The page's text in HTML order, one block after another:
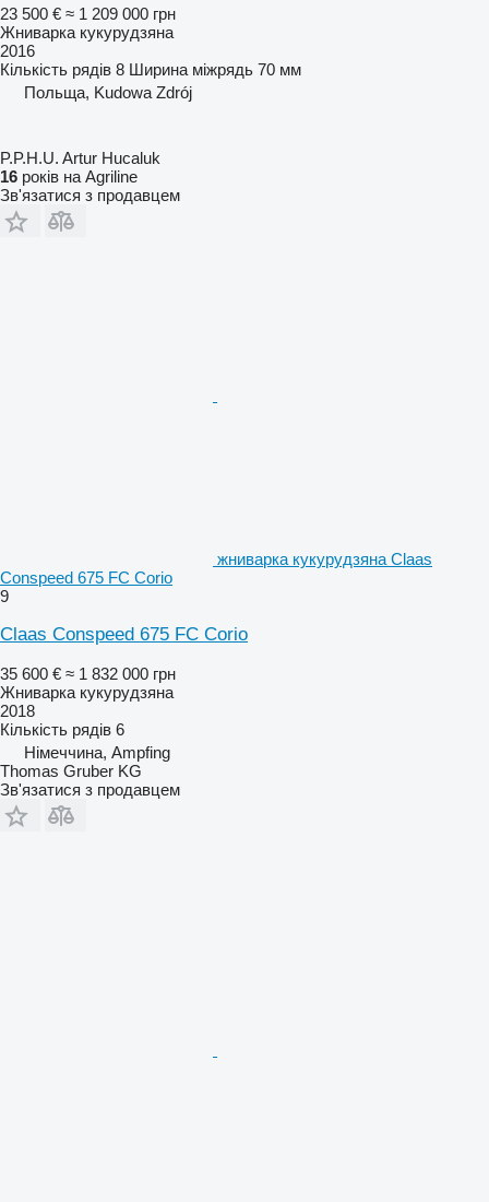
23 500 € ≈ 1 209 000 грн
Жниварка кукурудзяна
2016
Кількість рядів 8 Ширина міжрядь 70 мм
Польща, Kudowa Zdrój
P.P.H.U. Artur Hucaluk
16 років на Agriline
Зв'язатися з продавцем
жниварка кукурудзяна Claas
Conspeed 675 FC Corio
9
Claas Conspeed 675 FC Corio
35 600 € ≈ 1 832 000 грн
Жниварка кукурудзяна
2018
Кількість рядів 6
Німеччина, Ampfing
Thomas Gruber KG
Зв'язатися з продавцем